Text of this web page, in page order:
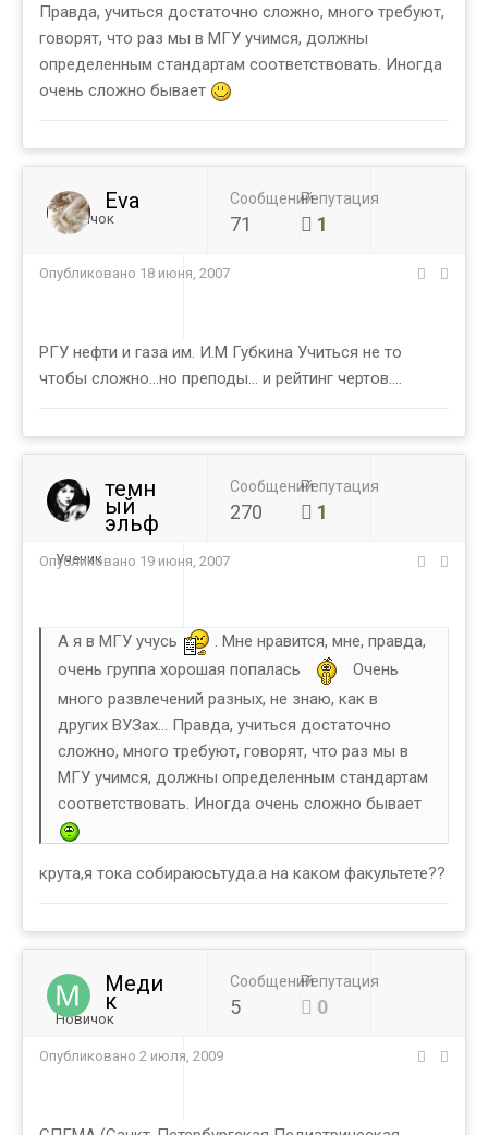
Правда, учиться достаточно сложно, много требуют,
говорят, что раз мы в МГУ учимся, должны
определенным стандартам соответствовать. Иногда
очень сложно бывает
Eva
Новичок
Сообщений
71
Репутация
1
Опубликовано 18 июня, 2007
РГУ нефти и газа им. И.М Губкина Учиться не то
чтобы сложно...но преподы... и рейтинг чертов....
темн
ый
эльф
Ученик
Сообщений
270
Репутация
1
Опубликовано 19 июня, 2007
А я в МГУ учусь
. Мне нравится, мне, правда,
очень группа хорошая попалась
Очень
много развлечений разных, не знаю, как в
других ВУЗах... Правда, учиться достаточно
сложно, много требуют, говорят, что раз мы в
МГУ учимся, должны определенным стандартам
соответствовать. Иногда очень сложно бывает
крута,я тока собираюсьтуда.а на каком факультете??
Меди
к
Новичок
Сообщений
5
Репутация
0
Опубликовано 2 июля, 2009